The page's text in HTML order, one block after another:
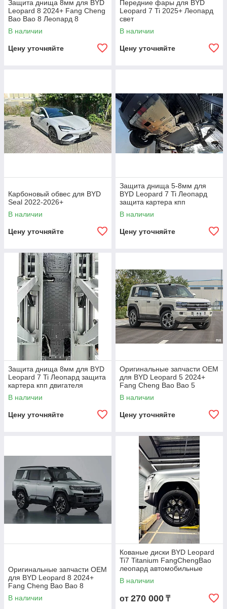
Защита днища 8мм для BYD
Leopard 8 2024+ Fang Cheng
Bao Bao 8 Леопард 8
В наличии
Цену уточняйте
Передние фары для BYD
Leopard 7 Ti 2025+ Леопард
свет
В наличии
Цену уточняйте
Карбоновый обвес для BYD
Seal 2022-2026+
В наличии
Цену уточняйте
Защита днища 5-8мм для
BYD Leopard 7 Ti Леопард
защита картера кпп
двигателя
В наличии
Цену уточняйте
Защита днища 8мм для BYD
Leopard 7 Ti Леопард защита
картера кпп двигателя
В наличии
Цену уточняйте
Оригинальные запчасти OEM
для BYD Leopard 5 2024+
Fang Cheng Bao Bao 5
Леопард
В наличии
Цену уточняйте
Оригинальные запчасти OEM
для BYD Leopard 8 2024+
Fang Cheng Bao Bao 8
Леопард
В наличии
Кованые диски BYD Leopard
Ti7 Titanium FangChengBao
леопард автомобильные
диски колеса ковка диск
В наличии
от 270 000 ₸